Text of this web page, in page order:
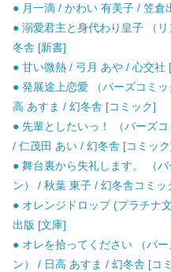
● 月一滴 / かわい 有美子 / 笠倉
● 溺愛君主と身代わり皇子 （
冬舎 [新書]
● 甘い微熱 / 弓月 あや / 心交社
● 発展途上恋愛 （バーズコミ
高 あすま / 幻冬舎 [コミック]
● 先輩としたいっ！ （バーズ
/ 仁茂田 あい / 幻冬舎 [コミッ
● 舞台裏から失礼します。 （
ン） / 秋葉 東子 / 幻冬舎コミッ
● オレンジドロップ (プラチナ
出版 [文庫]
● オレを拾ってください （バ
ン） / 日高 あすま / 幻冬舎 [コ